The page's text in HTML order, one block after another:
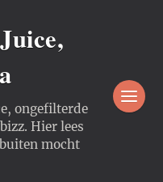
ongefilterde
Hier lees
mocht